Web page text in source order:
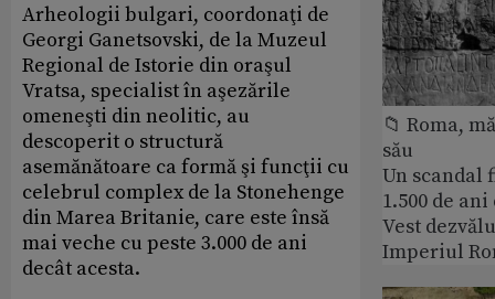
Arheologii bulgari, coordonaţi de
Georgi Ganetsovski, de la Muzeul
Regional de Istorie din oraşul
Vratsa, specialist în aşezările
omeneşti din neolitic, au
descoperit o structură
asemănătoare ca formă şi funcţii cu
celebrul complex de la Stonehenge
din Marea Britanie, care este însă
mai veche cu peste 3.000 de ani
decât acesta.
📁 Roma,
său
Un scandal
1.500 de
Vest
Imperiul